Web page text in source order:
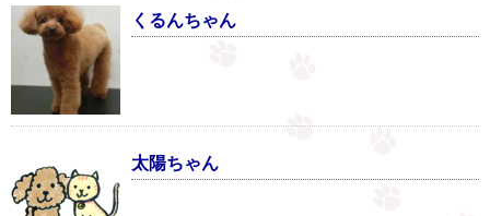
くるんちゃん
太陽ちゃん